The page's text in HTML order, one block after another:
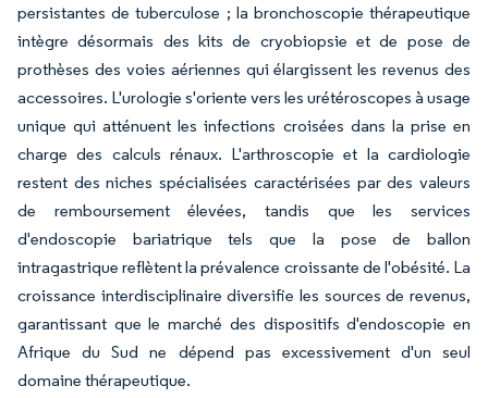
persistantes de tuberculose ; la bronchoscopie thérapeutique
intègre désormais des kits de cryobiopsie et de pose de
prothèses des voies aériennes qui élargissent les revenus des
accessoires. L'urologie s'oriente vers les urétéroscopes à usage
unique qui atténuent les infections croisées dans la prise en
charge des calculs rénaux. L'arthroscopie et la cardiologie
restent des niches spécialisées caractérisées par des valeurs
de remboursement élevées, tandis que les services
d'endoscopie bariatrique tels que la pose de ballon
intragastrique reflètent la prévalence croissante de l'obésité. La
croissance interdisciplinaire diversifie les sources de revenus,
garantissant que le marché des dispositifs d'endoscopie en
Afrique du Sud ne dépend pas excessivement d'un seul
domaine thérapeutique.